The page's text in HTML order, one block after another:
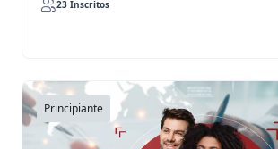
23 Inscritos
Principiante